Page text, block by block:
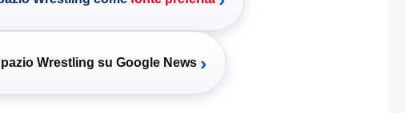
Wrestling su Google News ›